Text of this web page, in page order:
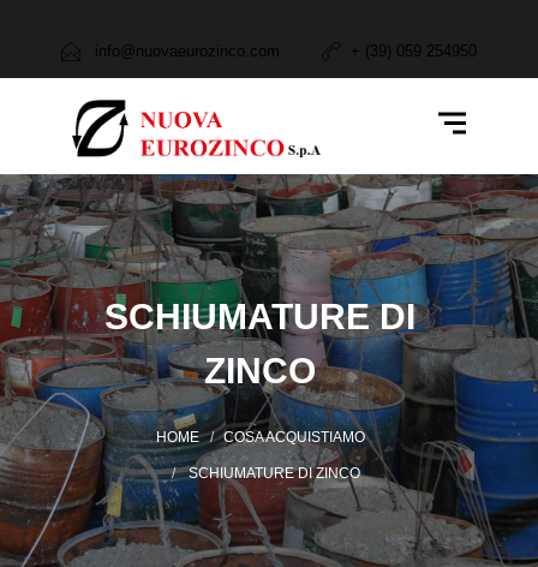
Attività e Servizi
Cosa Produciamo
Cosa Acquistiamo
Settori
Contatti
info@nuovaeurozinco.com + (39) 059 254950
SCHIUMATURE DI
ZINCO
HOME COSA ACQUISTIAMO
SCHIUMATURE DI ZINCO